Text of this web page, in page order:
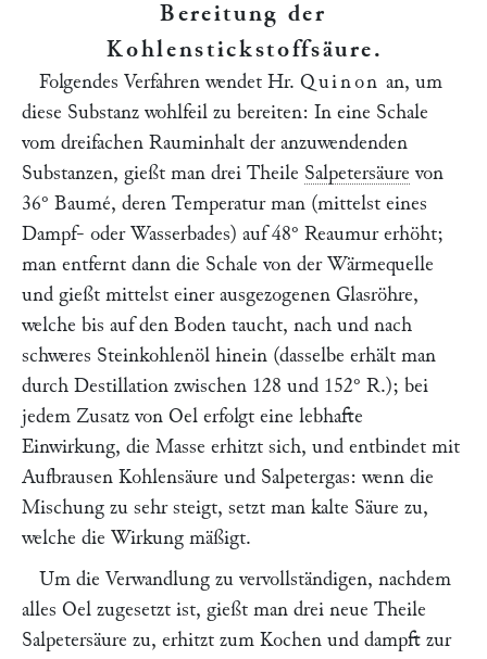
Bereitung der
Kohlenstickstoffsäure.
Folgendes Verfahren wendet Hr. Quinon an, um
diese Substanz wohlfeil zu bereiten: In eine Schale
vom dreifachen Rauminhalt der anzuwendenden
Substanzen, gießt man drei Theile Salpetersäure von
36° Baumé, deren Temperatur man (mittelst eines
Dampf- oder Wasserbades) auf 48° Reaumur erhöht;
man entfernt dann die Schale von der Wärmequelle
und gießt mittelst einer ausgezogenen Glasröhre,
welche bis auf den Boden taucht, nach und nach
schweres Steinkohlenöl hinein (dasselbe erhält man
durch Destillation zwischen 128 und 152° R.); bei
jedem Zusatz von Oel erfolgt eine lebhafte
Einwirkung, die Masse erhitzt sich, und entbindet mit
Aufbrausen Kohlensäure und Salpetergas: wenn die
Mischung zu sehr steigt, setzt man kalte Säure zu,
welche die Wirkung mäßigt.
Um die Verwandlung zu vervollständigen, nachdem
alles Oel zugesetzt ist, gießt man drei neue Theile
Salpetersäure zu, erhitzt zum Kochen und dampft zur